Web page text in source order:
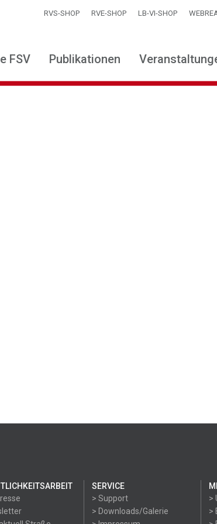
RVS-SHOP RVE-SHOP LB-VI-SHOP
FSV Publikationen
SERVICE
> Support
> Downloads/Galerie
>
>